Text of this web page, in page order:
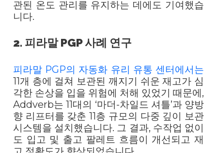
관된 온도 관리를 유지하는 데에도 기여했습
니다.
2. 피라말 PGP 사례 연구
피라말 PGP의 자동화 유리 유통 센터에서는
11개 층에 걸쳐 보관된 깨지기 쉬운 재고가 심
각한 손상을 입을 위험에 처해 있었기 때문에,
Addverb는 11대의 ‘마더-차일드 셔틀’과 양방
향 리프터를 갖춘 11층 규모의 다중 깊이 보관
시스템을 설치했습니다. 그 결과, 수작업 없이
도 입고 및 출고 팔레트 흐름이 개선되고 재